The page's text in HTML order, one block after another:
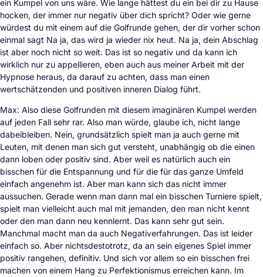
ein Kumpel von uns wäre. Wie lange hättest du ein bei dir zu Hause
hocken, der immer nur negativ über dich spricht? Oder wie gerne
würdest du mit einem auf die Golfrunde gehen, der dir vorher schon
einmal sagt Na ja, das wird ja wieder nix heut. Na ja, dein Abschlag
ist aber noch nicht so weit. Das ist so negativ und da kann ich
wirklich nur zu appellieren, eben auch aus meiner Arbeit mit der
Hypnose heraus, da darauf zu achten, dass man einen
wertschätzenden und positiven inneren Dialog führt.
Max: Also diese Golfrunden mit diesem imaginären Kumpel werden
auf jeden Fall sehr rar. Also man würde, glaube ich, nicht lange
dabeibleiben. Nein, grundsätzlich spielt man ja auch gerne mit
Leuten, mit denen man sich gut versteht, unabhängig ob die einen
dann loben oder positiv sind. Aber weil es natürlich auch ein
bisschen für die Entspannung und für die für das ganze Umfeld
einfach angenehm ist. Aber man kann sich das nicht immer
aussuchen. Gerade wenn man dann mal ein bisschen Turniere spielt,
spielt man vielleicht auch mal mit jemanden, den man nicht kennt
oder den man dann neu kennlernt. Das kann sehr gut sein.
Manchmal macht man da auch Negativerfahrungen. Das ist leider
einfach so. Aber nichtsdestotrotz, da an sein eigenes Spiel immer
positiv rangehen, definitiv. Und sich vor allem so ein bisschen frei
machen von einem Hang zu Perfektionismus erreichen kann. Im